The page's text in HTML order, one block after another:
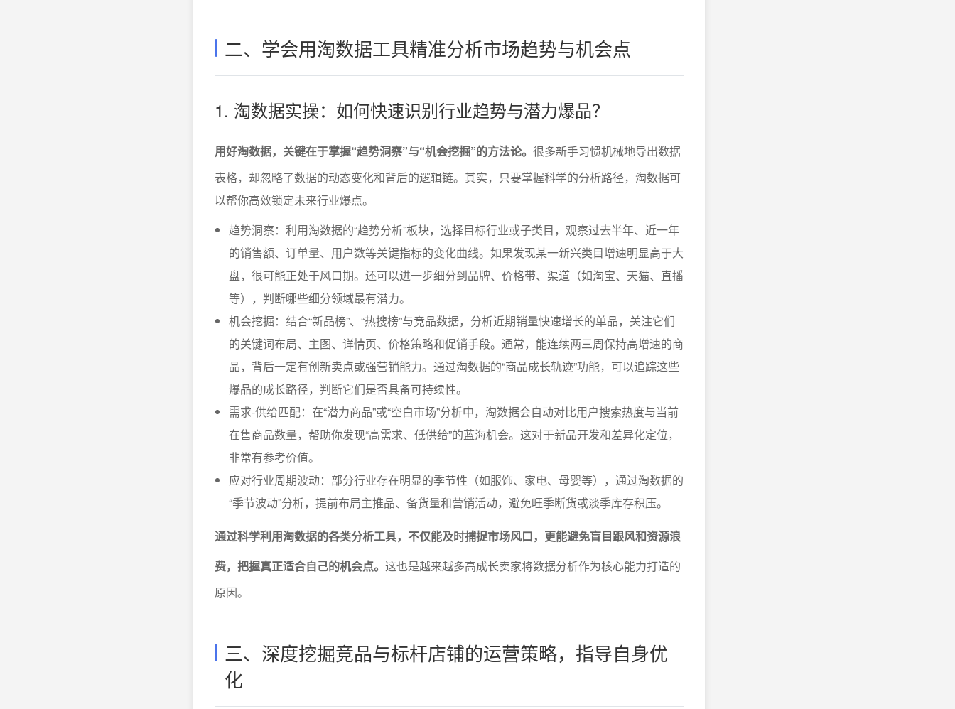
二、学会用淘数据工具精准分析市场趋势与机会点
1. 淘数据实操：如何快速识别行业趋势与潜力爆品？
用好淘数据，关键在于掌握“趋势洞察”与“机会挖掘”的方法论。 很多新手习惯机械地导出数据
表格，却忽略了数据的动态变化和背后的逻辑链。其实，只要掌握科学的分析路径，淘数据可
以帮你高效锁定未来行业爆点。
趋势洞察：利用淘数据的“趋势分析”板块，选择目标行业或子类目，观察过去半年、近一年
的销售额、订单量、用户数等关键指标的变化曲线。如果发现某一新兴类目增速明显高于大
盘，很可能正处于风口期。还可以进一步细分到品牌、价格带、渠道（如淘宝、天猫、直播
等），判断哪些细分领域最有潜力。
机会挖掘：结合“新品榜”、“热搜榜”与竞品数据，分析近期销量快速增长的单品，关注它们
的关键词布局、主图、详情页、价格策略和促销手段。通常，能连续两三周保持高增速的商
品，背后一定有创新卖点或强营销能力。通过淘数据的“商品成长轨迹”功能，可以追踪这些
爆品的成长路径，判断它们是否具备可持续性。
需求-供给匹配：在“潜力商品”或“空白市场”分析中，淘数据会自动对比用户搜索热度与当前
在售商品数量，帮助你发现“高需求、低供给”的蓝海机会。这对于新品开发和差异化定位，
非常有参考价值。
应对行业周期波动：部分行业存在明显的季节性（如服饰、家电、母婴等），通过淘数据的
“季节波动”分析，提前布局主推品、备货量和营销活动，避免旺季断货或淡季库存积压。
通过科学利用淘数据的各类分析工具，不仅能及时捕捉市场风口，更能避免盲目跟风和资源浪
费，把握真正适合自己的机会点。 这也是越来越多高成长卖家将数据分析作为核心能力打造的
原因。
三、深度挖掘竞品与标杆店铺的运营策略，指导自身优
化